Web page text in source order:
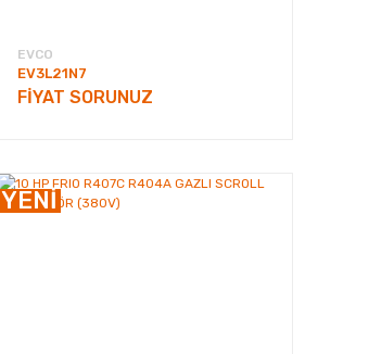
EVCO
EV3L21N7
FİYAT SORUNUZ
YENİ